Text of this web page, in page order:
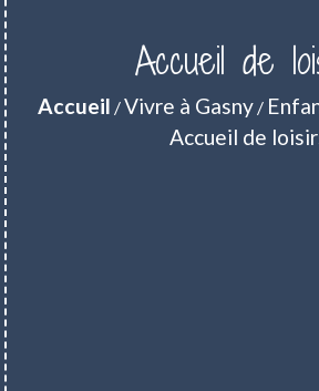
Accueil de
Accueil /Vivre à Gasny /
Accueil de